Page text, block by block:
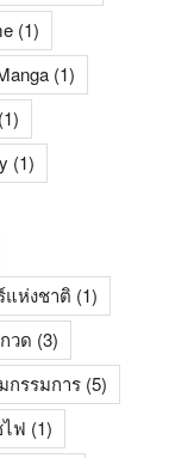
(1)
(1)
(1)
(1)
แห่งชาติ (1)
วด (3)
กรรมการ (5)
ไฟ (1)